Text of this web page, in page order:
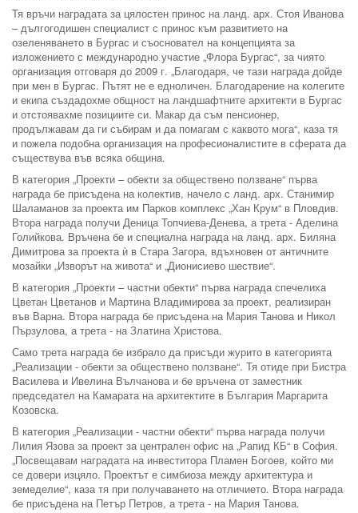
Тя връчи наградата за цялостен принос на ланд. арх. Стоя Иванова
– дългогодишен специалист с принос към развитието на
озеленяването в Бургас и съосновател на концепцията за
изложението с международно участие „Флора Бургас“, за чиято
организация отговаря до 2009 г. „Благодаря, че тази награда дойде
при мен в Бургас. Пътят не е едноличен. Благодарение на колегите
и екипа създадохме общност на ландшафтните архитекти в Бургас
и отстоявахме позициите си. Макар да съм пенсионер,
продължавам да ги събирам и да помагам с каквото мога“, каза тя
и пожела подобна организация на професионалистите в сферата да
съществува във всяка община.
В категория „Проекти – обекти за обществено ползване“ първа
награда бе присъдена на колектив, начело с ланд. арх. Станимир
Шаламанов за проекта им Парков комплекс „Хан Крум“ в Пловдив.
Втора награда получи Деница Топчиева-Денева, а трета - Аделина
Голийкова. Връчена бе и специална награда на ланд. арх. Биляна
Димитрова за проекта ѝ в Стара Загора, вдъхновен от античните
мозайки „Изворът на живота“ и „Дионисиево шествие“.
В категория „Проекти – частни обекти“ първа награда спечелиха
Цветан Цветанов и Мартина Владимирова за проект, реализиран
във Варна. Втора награда бе присъдена на Мария Танова и Никол
Пързулова, а трета - на Златина Христова.
Само трета награда бе избрало да присъди журито в категорията
„Реализации - обекти за обществено ползване“. Тя отиде при Бистра
Василева и Ивелина Вълчанова и бе връчена от заместник
председател на Камарата на архитектите в България Маргарита
Козовска.
В категория „Реализации - частни обекти“ първа награда получи
Лилия Язова за проект за централен офис на „Рапид КБ“ в София.
„Посвещавам наградата на инвеститора Пламен Богоев, който ми
се довери изцяло. Проектът е симбиоза между архитектура и
земеделие“, каза тя при получаването на отличието. Втора награда
бе присъдена на Петър Петров, а трета - на Мария Танова.